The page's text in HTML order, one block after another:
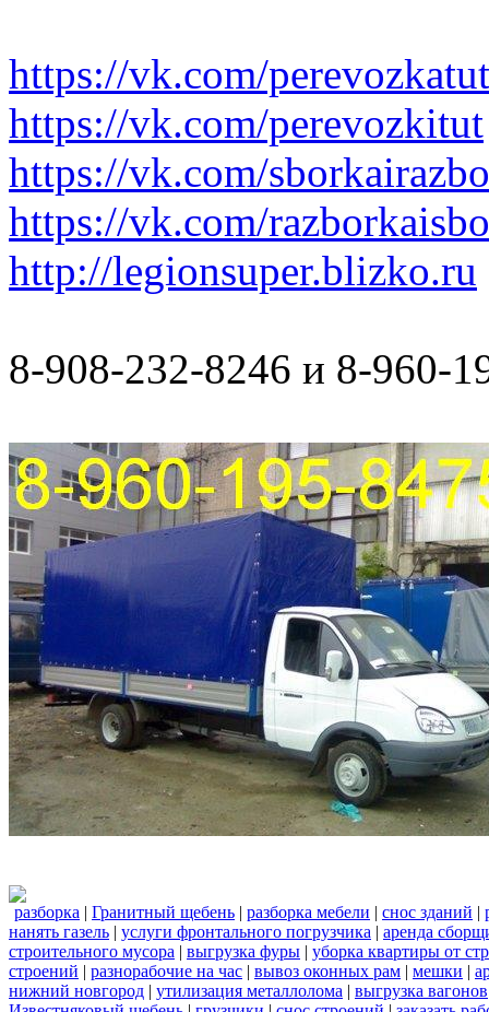
https://vk.com/perevozkatut
https://vk.com/perevozkitut
https://vk.com/
https://vk.com/
http://legionsuper.blizko.ru
8-908-232-8246 и 8-960-
разборка | Гранитный щебень | разборка мебели | снос зданий |
нанять газель | услуги фронтального погрузчика | аренда
строительного мусора | выгрузка фуры | уборка квартиры от
строений | разнорабочие на час | вывоз оконных рам | мешки |
нижний новгород | утилизация металлолома | выгрузка вагонов